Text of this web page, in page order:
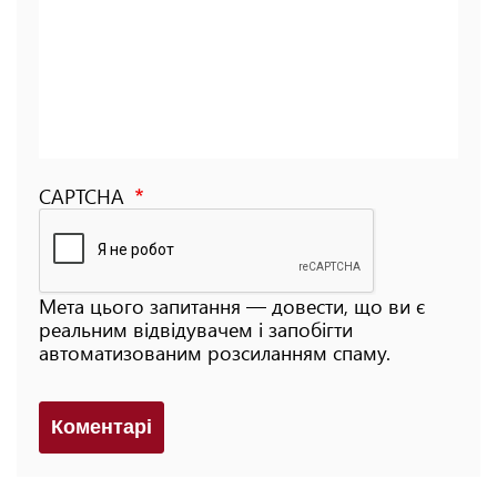
CAPTCHA
Мета цього запитання — довести, що ви є
реальним відвідувачем і запобігти
автоматизованим розсиланням спаму.
Коментарi